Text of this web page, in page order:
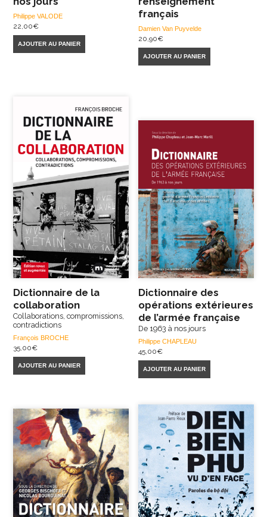
Philippe VALODE
22,00€
AJOUTER AU PANIER
français
Damien Van Puyvelde
20,90€
AJOUTER AU PANIER
Dictionnaire de la
collaboration
Collaborations, compromissions,
contradictions
François BROCHE
35,00€
AJOUTER AU PANIER
Dictionnaire des
opérations extérieures
de l’armée française
De 1963 à nos jours
Philippe CHAPLEAU
45,00€
AJOUTER AU PANIER